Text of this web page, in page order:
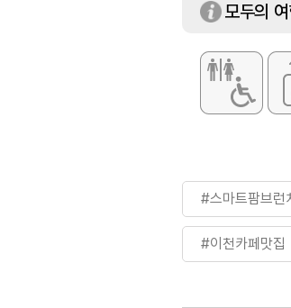
모두의
#스마트팜브런
#이천카페맛집